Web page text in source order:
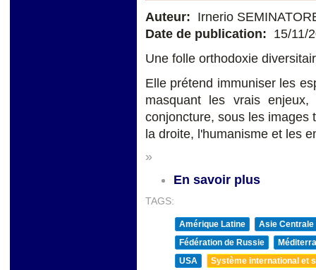
Auteur: Irnerio
Date de publication: 15/11/
Une folle orthodoxie
Elle prétend immuniser les
masquant les vrais
conjoncture, sous les images
la droite, l'humanisme et les
»
En savoir plus
TAGS:
Amérique Latine
Asie Centrale
Fédération de Russie
USA
Système international et